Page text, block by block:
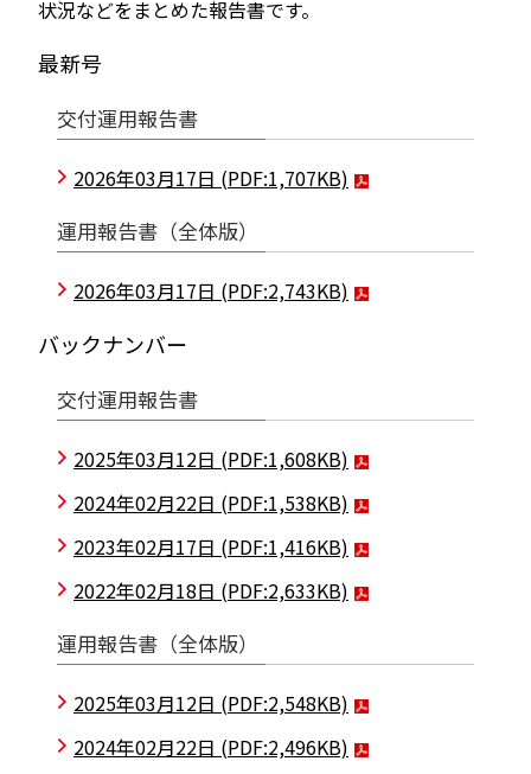
状況などをまとめた報告書です。
最新号
交付運用報告書
2026年03月17日 (PDF:1,707KB)
運用報告書（全体版）
2026年03月17日 (PDF:2,743KB)
バックナンバー
交付運用報告書
2025年03月12日 (PDF:1,608KB)
2024年02月22日 (PDF:1,538KB)
2023年02月17日 (PDF:1,416KB)
2022年02月18日 (PDF:2,633KB)
運用報告書（全体版）
2025年03月12日 (PDF:2,548KB)
2024年02月22日 (PDF:2,496KB)